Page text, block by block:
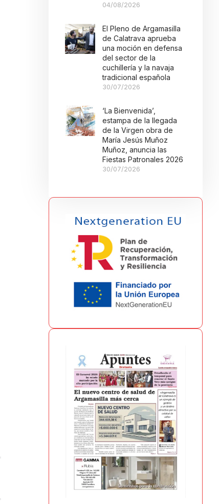
04/08/2026
El Pleno de Argamasilla
de Calatrava aprueba
una moción en defensa
del sector de la
cuchillería y la navaja
tradicional española
30/07/2026
‘La Bienvenida’,
estampa de la llegada
de la Virgen obra de
María Jesús Muñoz
Muñoz, anuncia las
Fiestas Patronales 2026
30/07/2026